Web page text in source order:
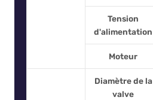
Tension
d'alimentation
Moteur
Diamètre de la
valve